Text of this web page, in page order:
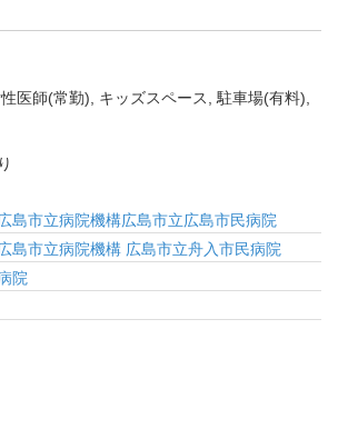
医師(常勤) キッズスペース
駐車場(有料)
島市立病院機構広島市立広島市民病院
島市立病院機構 広島市立舟入市民病院
院